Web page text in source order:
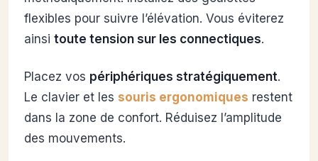
flexibles pour suivre l’élévation. Vous éviterez
ainsi toute tension sur les connectiques.
Placez vos périphériques stratégiquement.
Le clavier et les souris ergonomiques restent
dans la zone de confort. Réduisez l’amplitude
des mouvements.